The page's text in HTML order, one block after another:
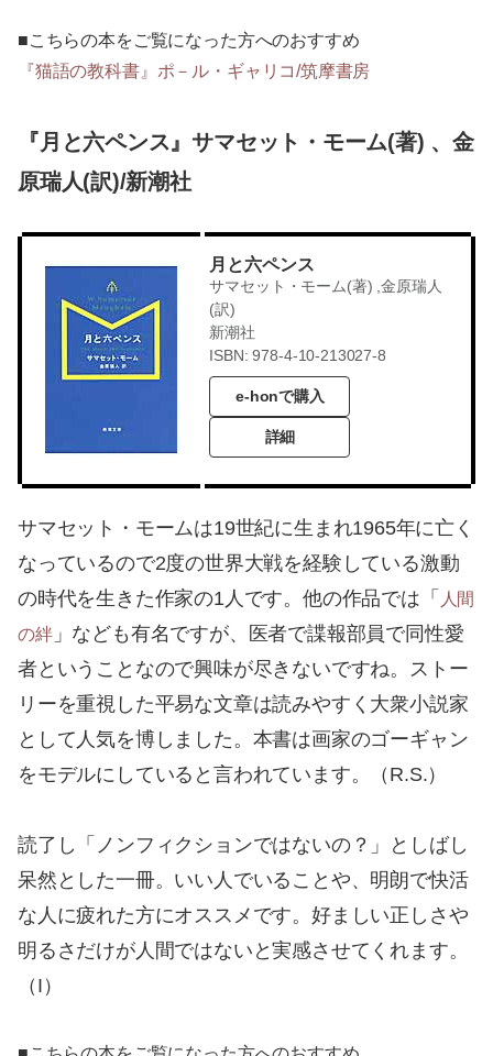
■こちらの本をご覧になった方へのおすすめ
『猫語の教科書』ポ－ル・ギャリコ/筑摩書房
『月と六ペンス』サマセット・モーム(著) 、金
原瑞人(訳)/新潮社
月と六ペンス
サマセット・モーム(著) ,金原瑞人
(訳)
新潮社
ISBN: 978-4-10-213027-8
e-honで購入
詳細
サマセット・モームは19世紀に生まれ1965年に亡く
なっているので2度の世界大戦を経験している激動
の時代を生きた作家の1人です。他の作品では「 人間
の絆」なども有名ですが、医者で諜報部員で同性愛
者ということなので興味が尽きないですね。ストー
リーを重視した平易な文章は読みやすく大衆小説家
として人気を博しました。本書は画家のゴーギャン
をモデルにしていると言われています。（R.S.）
読了し「ノンフィクションではないの？」としばし
呆然とした一冊。いい人でいることや、明朗で快活
な人に疲れた方にオススメです。好ましい正しさや
明るさだけが人間ではないと実感させてくれます。
（I）